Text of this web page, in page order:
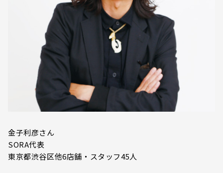
金子利彦さん
SORA代表
東京都渋谷区他6店舗・スタッフ45人